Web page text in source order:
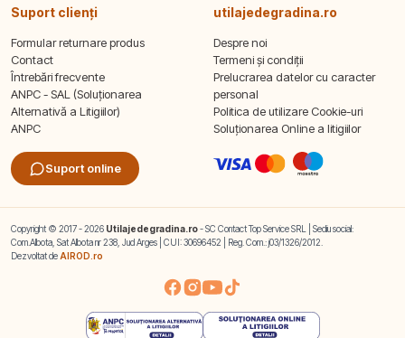
Suport clienți
Formular returnare produs
Contact
Întrebări frecvente
ANPC - SAL (Soluționarea
Alternativă a Litigiilor)
ANPC
Suport online
utilajedegradina.ro
Despre noi
Termeni și condiții
Prelucrarea datelor cu caracter
personal
Politica de utilizare Cookie-uri
Soluționarea Online a litigiilor
Copyright © 2017 - 2026 Utilajedegradina.ro- SC Contact Top Service SRL | Sediu social:
Com.Albota, Sat Albota nr 238, Jud Arges | CUI: 30696452 | Reg. Com.: j03/1326/2012.
Dezvoltat de AIROD.ro